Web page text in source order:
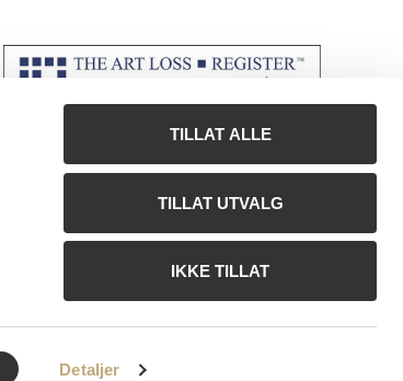
Detaljer
TILLAT ALLE
TILLAT UTVALG
IKKE TILLAT